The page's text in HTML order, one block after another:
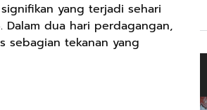
yang terjadi sehari
Dalam dua hari perdagangan,
sebagian tekanan yang